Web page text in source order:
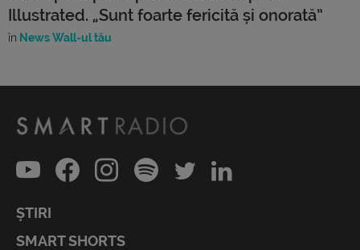
Illustrated. „Sunt foarte fericită și onorată”
în News Wall-ul tău
ȘTIRI
SMART SHORTS